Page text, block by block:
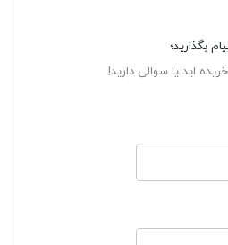
بگذارید؛
خریده اید یا سوالی دارید!